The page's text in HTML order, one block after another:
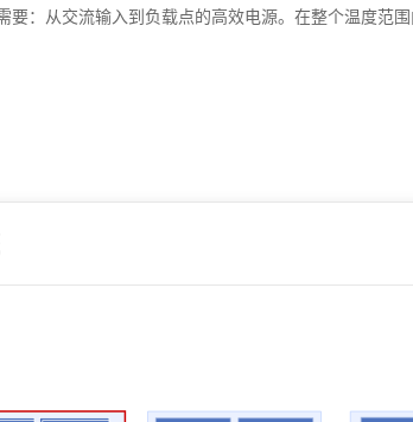
要：从交流输入到负载点的高效电源。在整个温度范